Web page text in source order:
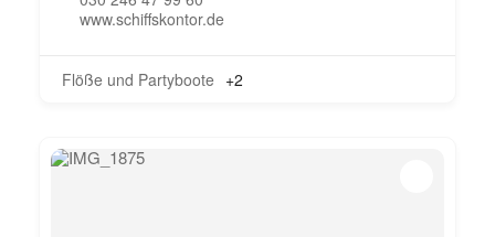
www.schiffskontor.de
Flöße und Partyboote +2